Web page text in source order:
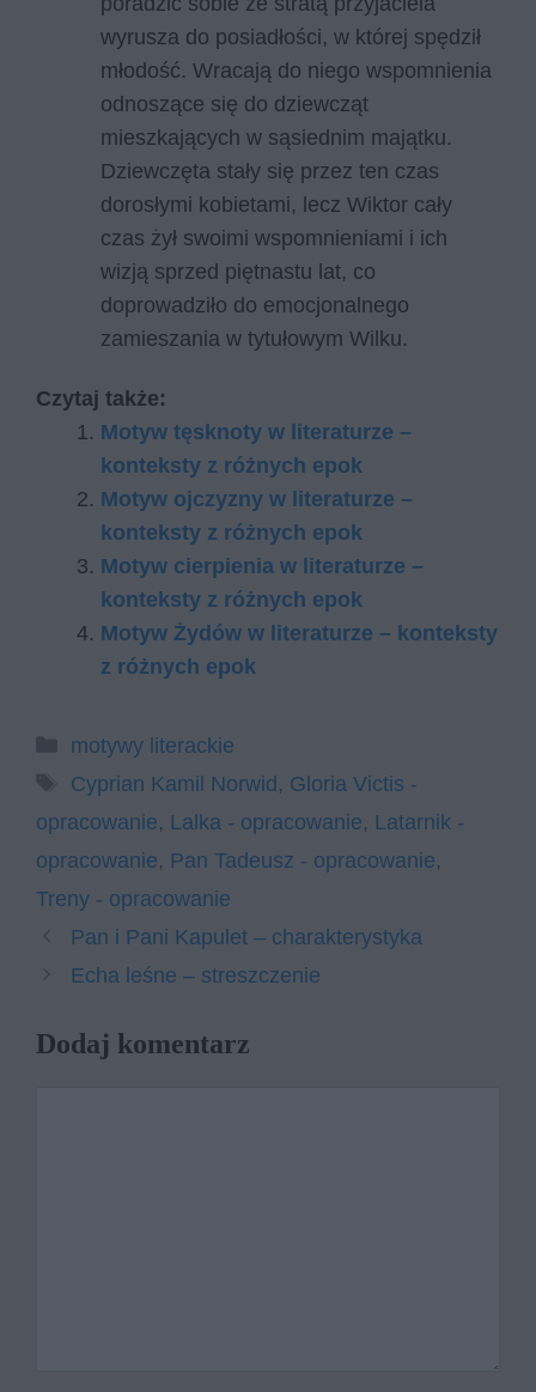
wyrusza do posiadłości, w której spędził
młodość. Wracają do niego wspomnienia
odnoszące się do dziewcząt
mieszkających w sąsiednim majątku.
Dziewczęta stały się przez ten czas
dorosłymi kobietami, lecz Wiktor cały
czas żył swoimi wspomnieniami i ich
wizją sprzed piętnastu lat, co
doprowadziło do emocjonalnego
zamieszania w tytułowym Wilku.
Czytaj także:
Motyw tęsknoty w literaturze –
konteksty z różnych epok
Motyw ojczyzny w literaturze –
konteksty z różnych epok
Motyw cierpienia w literaturze –
konteksty z różnych epok
Motyw Żydów w literaturze – konteksty
z różnych epok
Kategorie
motywy literackie
Tagi
Cyprian Kamil Norwid, Gloria Victis -
opracowanie, Lalka - opracowanie, Latarnik -
opracowanie, Pan Tadeusz - opracowanie,
Treny - opracowanie
Pan i Pani Kapulet – charakterystyka
Echa leśne – streszczenie
Dodaj komentarz